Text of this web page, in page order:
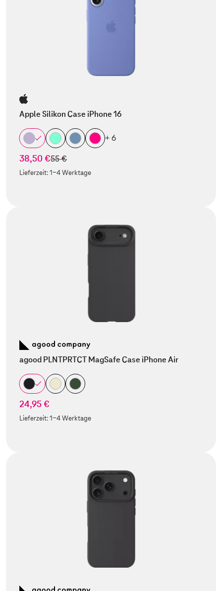
Apple Silikon Case iPhone 16
+ 6
38,50 €statt
55 €
Lieferzeit:1-4 Werktage
agood PLNTPRTCT MagSafe Case iPhone Air
24,95 €
Lieferzeit:1-4 Werktage